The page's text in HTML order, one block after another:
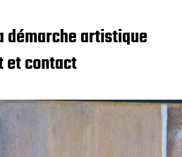
démarche artistique
et contact